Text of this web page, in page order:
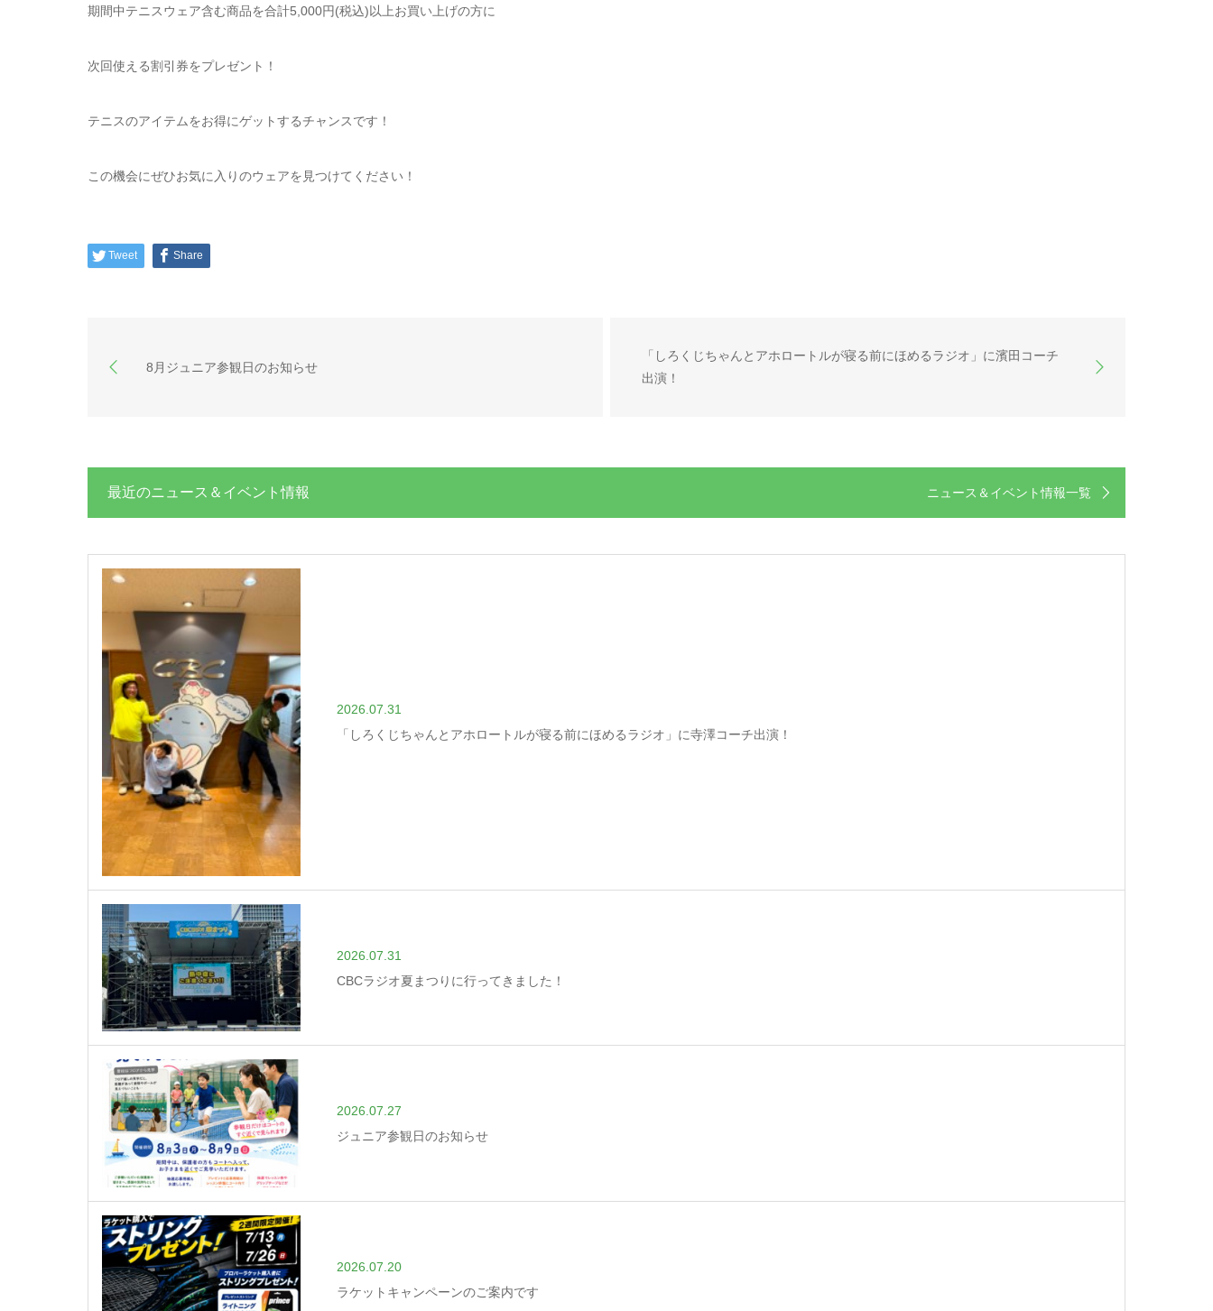
期間中テニスウェア含む商品を合計5,000円(税込)以上お買い上げの方に
次回使える割引券をプレゼント！
テニスのアイテムをお得にゲットするチャンスです！
この機会にぜひお気に入りのウェアを見つけてください！
Tweet Share
8月ジュニア参観日のお知らせ
「しろくじちゃんとアホロートルが寝る前にほめるラジオ」に濱田コーチ
出演！
最近のニュース＆イベント情報 ニュース＆イベント情報一覧
2026.07.31
「しろくじちゃんとアホロートルが寝る前にほめるラジオ」に寺澤コーチ出演！
2026.07.31
CBCラジオ夏まつりに行ってきました！
2026.07.27
ジュニア参観日のお知らせ
2026.07.20
ラケットキャンペーンのご案内です